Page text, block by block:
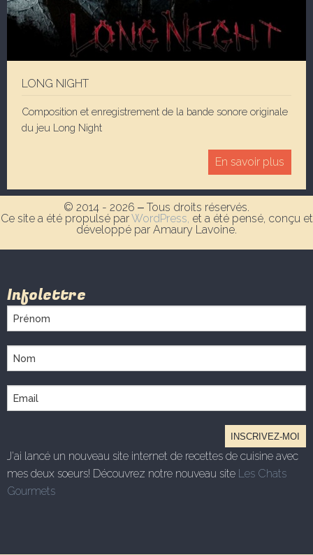
LONG NIGHT
Composition et enregistrement de la bande sonore originale
du jeu Long Night
En savoir plus
© 2014 - 2026 ‒ Tous droits réservés.
Ce site a été propulsé parWordPress, et a été pensé, conçu et
développé par Amaury Lavoine.
Infolettre
J'ai lancé un nouveau site internet de recettes de cuisine avec
mes deux soeurs! Découvrez notre nouveau site Les Chats
Gourmets